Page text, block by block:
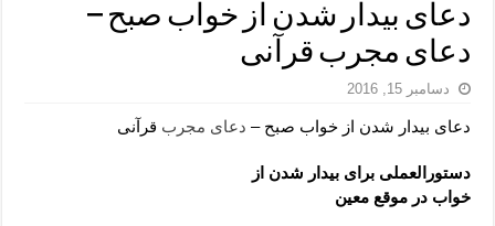
مهم ترین اذکار الهی و فضیلت آن ها – ذکر مخصوص مستجاب الدعوه
دعا برای ترس بچه ها در خواب – دعای ترس و بی خوابی کودکان
لا حول ولا قوة الا بالله برای چشم زخم – دعای چشم زخم ماشاالله
دعای بیدار شدن از خواب صبح –
دعای مجرب قرآنی
دسامبر 15, 2016
دعای بیدار شدن از خواب صبح – دعای مجرب قرآنی
دستورالعملی برای بیدار شدن از
خواب در موقع معین